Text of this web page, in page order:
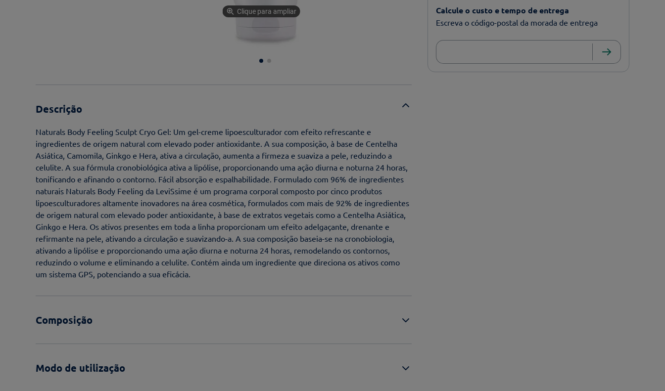
Clique para ampliar
Descrição
Naturals Body Feeling Sculpt Cryo Gel: Um gel-creme lipoesculturador com efeito refrescante e
ingredientes de origem natural com elevado poder antioxidante. A sua composição, à base de Centelha
Asiática, Camomila, Ginkgo e Hera, ativa a circulação, aumenta a firmeza e suaviza a pele, reduzindo a
celulite. A sua fórmula cronobiológica ativa a lipólise, proporcionando uma ação diurna e noturna 24 horas,
tonificando e afinando o contorno. Fácil absorção e espalhabilidade. Formulado com 96% de ingredientes
naturais Naturals Body Feeling da LeviSsime é um programa corporal composto por cinco produtos
lipoesculturadores altamente inovadores na área cosmética, formulados com mais de 92% de ingredientes
de origem natural com elevado poder antioxidante, à base de extratos vegetais como a Centelha Asiática,
Ginkgo e Hera. Os ativos presentes em toda a linha proporcionam um efeito adelgaçante, drenante e
refirmante na pele, ativando a circulação e suavizando-a. A sua composição baseia-se na cronobiologia,
ativando a lipólise e proporcionando uma ação diurna e noturna 24 horas, remodelando os contornos,
reduzindo o volume e eliminando a celulite. Contém ainda um ingrediente que direciona os ativos como
um sistema GPS, potenciando a sua eficácia.
Composição
Modo de utilização
Calcule o custo e tempo de entrega
Escreva o código-postal da morada de entrega